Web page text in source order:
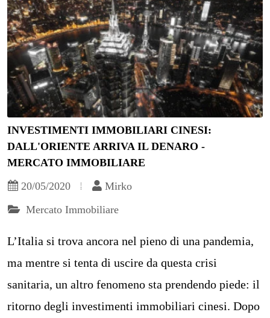
INVESTIMENTI IMMOBILIARI CINESI:
DALL'ORIENTE ARRIVA IL DENARO -
MERCATO IMMOBILIARE
20/05/2020
Mirko
Mercato Immobiliare
L’Italia si trova ancora nel pieno di una pandemia,
ma mentre si tenta di uscire da questa crisi
sanitaria, un altro fenomeno sta prendendo piede: il
ritorno degli investimenti immobiliari cinesi. Dopo